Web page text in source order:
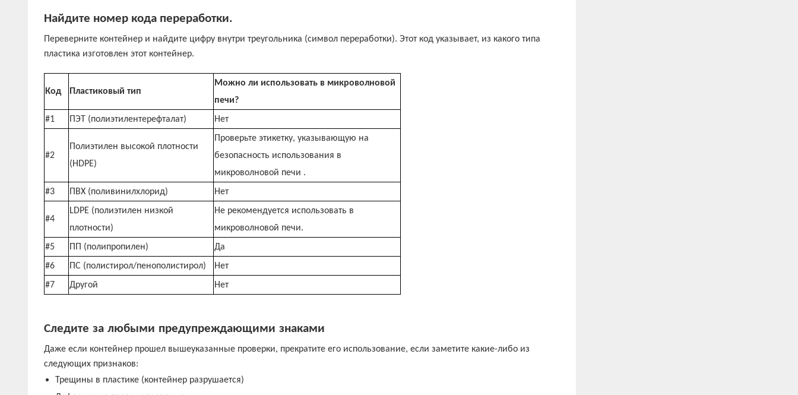
Найдите номер кода переработки.
Переверните контейнер и найдите цифру внутри треугольника (символ переработки). Этот код указывает, из какого типа
пластика изготовлен этот контейнер.
Код Пластиковый тип
Можно ли использовать в микроволновой
печи?
#1
ПЭТ (полиэтилентерефталат) Нет
#2
Полиэтилен высокой плотности
(HDPE)
Проверьте этикетку, указывающую на
безопасность использования в
микроволновой печи .
#3
ПВХ (поливинилхлорид) Нет
#4
LDPE (полиэтилен низкой
плотности)
Не рекомендуется использовать в
микроволновой печи.
#5
ПП (полипропилен)
Да
#6
ПС (полистирол/пенополистирол)
Нет
#7
Другой Нет
Следите за любыми предупреждающими знаками
Даже если контейнер прошел вышеуказанные проверки, прекратите его использование, если заметите какие-либо из
следующих признаков:
Трещины в пластике (контейнер разрушается)